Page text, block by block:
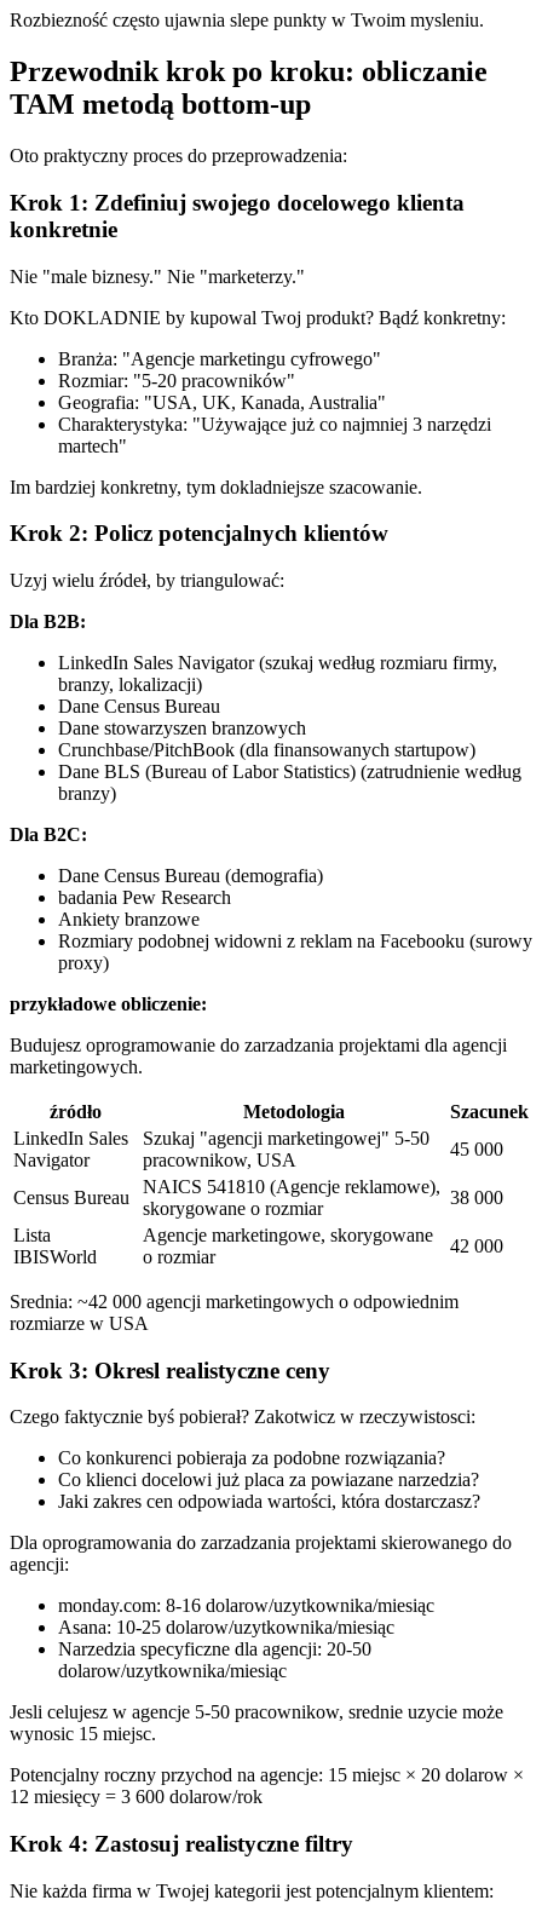
Rozbiezność często ujawnia slepe punkty w Twoim mysleniu.
Przewodnik krok po kroku: obliczanie
TAM metodą bottom-up
Oto praktyczny proces do przeprowadzenia:
Krok 1: Zdefiniuj swojego docelowego klienta
konkretnie
Nie "male biznesy." Nie "marketerzy."
Kto DOKLADNIE by kupowal Twoj produkt? Bądź konkretny:
Branża: "Agencje marketingu cyfrowego"
Rozmiar: "5-20 pracowników"
Geografia: "USA, UK, Kanada, Australia"
Charakterystyka: "Używające już co najmniej 3 narzędzi
martech"
Im bardziej konkretny, tym dokladniejsze szacowanie.
Krok 2: Policz potencjalnych klientów
Uzyj wielu źródeł, by triangulować:
Dla B2B:
LinkedIn Sales Navigator (szukaj według rozmiaru firmy,
branzy, lokalizacji)
Dane Census Bureau
Dane stowarzyszen branzowych
Crunchbase/PitchBook (dla finansowanych startupow)
Dane BLS (Bureau of Labor Statistics) (zatrudnienie według
branzy)
Dla B2C:
Dane Census Bureau (demografia)
badania Pew Research
Ankiety branzowe
Rozmiary podobnej widowni z reklam na Facebooku (surowy
proxy)
przykładowe obliczenie:
Budujesz oprogramowanie do zarzadzania projektami dla agencji
marketingowych.
źródło Metodologia
Szacunek
LinkedIn Sales
Navigator
Szukaj "agencji marketingowej" 5-50
pracownikow, USA
45 000
Census Bureau
NAICS 541810 (Agencje reklamowe),
skorygowane o rozmiar
38 000
Lista
IBISWorld
Agencje marketingowe, skorygowane
o rozmiar
42 000
Srednia: ~42 000 agencji marketingowych o odpowiednim
rozmiarze w USA
Krok 3: Okresl realistyczne ceny
Czego faktycznie byś pobierał? Zakotwicz w rzeczywistosci:
Co konkurenci pobieraja za podobne rozwiązania?
Co klienci docelowi już placa za powiazane narzedzia?
Jaki zakres cen odpowiada wartości, która dostarczasz?
Dla oprogramowania do zarzadzania projektami skierowanego do
agencji:
monday.com: 8-16 dolarow/uzytkownika/miesiąc
Asana: 10-25 dolarow/uzytkownika/miesiąc
Narzedzia specyficzne dla agencji: 20-50
dolarow/uzytkownika/miesiąc
Jesli celujesz w agencje 5-50 pracownikow, srednie uzycie może
wynosic 15 miejsc.
Potencjalny roczny przychod na agencje: 15 miejsc × 20 dolarow ×
12 miesięcy = 3 600 dolarow/rok
Krok 4: Zastosuj realistyczne filtry
Nie każda firma w Twojej kategorii jest potencjalnym klientem: